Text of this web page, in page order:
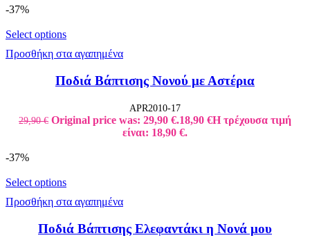
-37%
Select options
Προσθήκη στα αγαπημένα
Ποδιά Βάπτισης Νονού με Αστέρια
APR2010-17
29,90€ Original price was: 29,90 €.18,90 €Η τρέχουσα τιμή
είναι: 18,90 €.
-37%
Select options
Προσθήκη στα αγαπημένα
Ποδιά Βάπτισης Ελεφαντάκι η Νονά μου